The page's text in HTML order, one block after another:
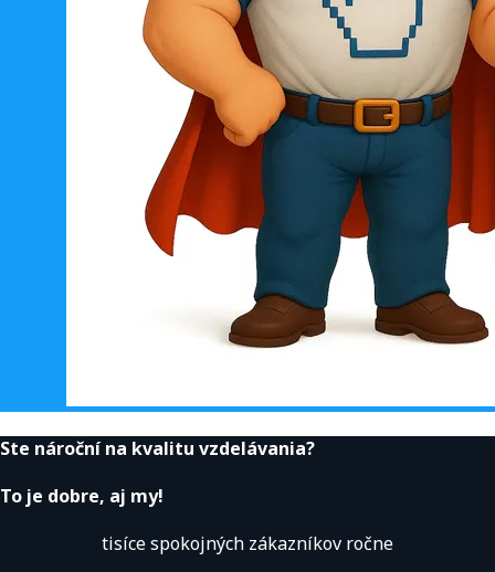
Ste nároční na kvalitu vzdelávania?
To je dobre, aj my!
tisíce spokojných zákazníkov ročne